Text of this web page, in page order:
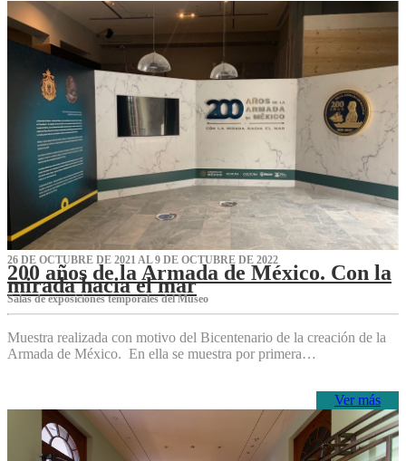
26 DE OCTUBRE DE 2021 AL 9 DE OCTUBRE DE 2022
200 años de la Armada de México. Con la
mirada hacia el mar
Salas de exposiciones temporales del Museo‌
Muestra realizada con motivo del Bicentenario de la creación de la
Armada de México. En ella se muestra por primera…
Ver más